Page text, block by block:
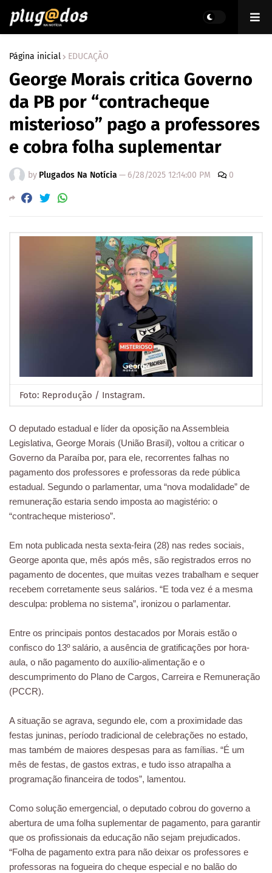
Página inicial EDUCAÇÃO
George Morais critica Governo
da PB por “contracheque
misterioso” pago a professores
e cobra folha suplementar
by Plugados Na Notícia — 6/28/2025 12:14:00 PM 0
Foto: Reprodução / Instagram.
O deputado estadual e líder da oposição na Assembleia
Legislativa, George Morais (União Brasil), voltou a criticar o
Governo da Paraíba por, para ele, recorrentes falhas no
pagamento dos professores e professoras da rede pública
estadual. Segundo o parlamentar, uma “nova modalidade” de
remuneração estaria sendo imposta ao magistério: o
“contracheque misterioso”.
Em nota publicada nesta sexta-feira (28) nas redes sociais,
George aponta que, mês após mês, são registrados erros no
pagamento de docentes, que muitas vezes trabalham e sequer
recebem corretamente seus salários. “E toda vez é a mesma
desculpa: problema no sistema”, ironizou o parlamentar.
Entre os principais pontos destacados por Morais estão o
confisco do 13º salário, a ausência de gratificações por hora-
aula, o não pagamento do auxílio-alimentação e o
descumprimento do Plano de Cargos, Carreira e Remuneração
(PCCR).
A situação se agrava, segundo ele, com a proximidade das
festas juninas, período tradicional de celebrações no estado,
mas também de maiores despesas para as famílias. “É um
mês de festas, de gastos extras, e tudo isso atrapalha a
programação financeira de todos”, lamentou.
Como solução emergencial, o deputado cobrou do governo a
abertura de uma folha suplementar de pagamento, para garantir
que os profissionais da educação não sejam prejudicados.
“Folha de pagamento extra para não deixar os professores e
professoras na fogueira do cheque especial e no balão do